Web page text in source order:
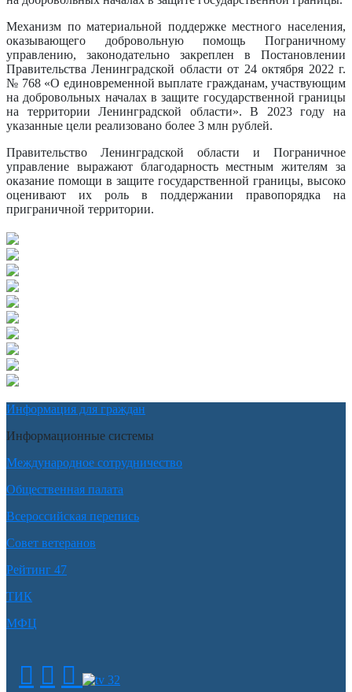
Механизм по материальной поддержке местного населения,
оказывающего добровольную помощь Пограничному
управлению, законодательно закреплен в Постановлении
Правительства Ленинградской области от 24 октября 2022 г.
№ 768 «О единовременной выплате гражданам, участвующим
на добровольных началах в защите государственной границы
на территории Ленинградской области». В 2023 году на
указанные цели реализовано более 3 млн рублей.
Правительство Ленинградской области и Пограничное
управление выражают благодарность местным жителям за
оказание помощи в защите государственной границы, высоко
оценивают их роль в поддержании правопорядка на
приграничной территории.
Информация для граждан
Информационные системы
Международное сотрудничество
Общественная палата
Всероссийская перепись
Совет ветеранов
Рейтинг 47
ТИК
МФЦ